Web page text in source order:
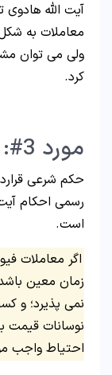
آیت الله
معاملات به
ولی می توان
کرد.
مورد 3#: آیت الله علی خامنه ای
حکم شرعی
رسمی احکام
است.
اگر معاملات
زمان معین
نمی پذیرد؛ و
احتیاط واجب